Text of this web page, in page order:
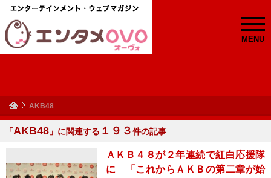
MENU
AKB48
「AKB48 」に関連する １９３件の記事
ＡＫＢ４８が２年連続で紅白応援隊
に 「これからＡＫＢの第二章が始